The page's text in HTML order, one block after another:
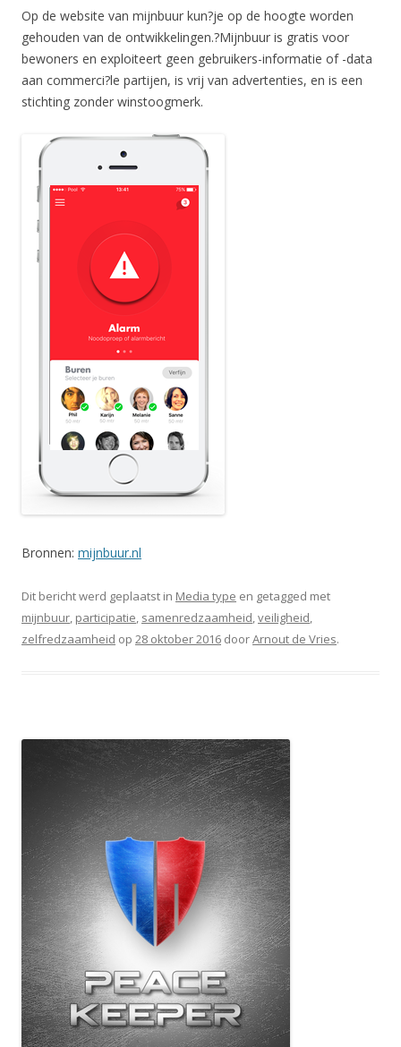
Op de website van mijnbuur kun?je op de hoogte worden
gehouden van de ontwikkelingen.?Mijnbuur is gratis voor
bewoners en exploiteert geen gebruikers-informatie of -data
aan commerci?le partijen, is vrij van advertenties, en is een
stichting zonder winstoogmerk.
Bronnen: mijnbuur.nl
Dit bericht werd geplaatst in Media type en getagged met
mijnbuur, participatie, samenredzaamheid,veiligheid,
zelfredzaamheid op 28 oktober 2016 doorArnout de Vries.